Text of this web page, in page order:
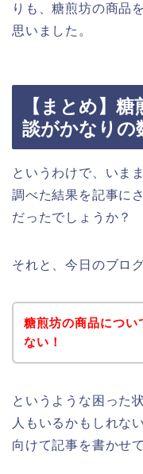
りも、糖煎坊の商品
思いました。
【まとめ】
談がかなりの
というわけで、いま
調べた結果を記事に
だったでしょうか？
それと、今日のブロ
糖煎坊の商品につい
ない！
というような困った
人もいるかもしれな
向けて記事を書かせ